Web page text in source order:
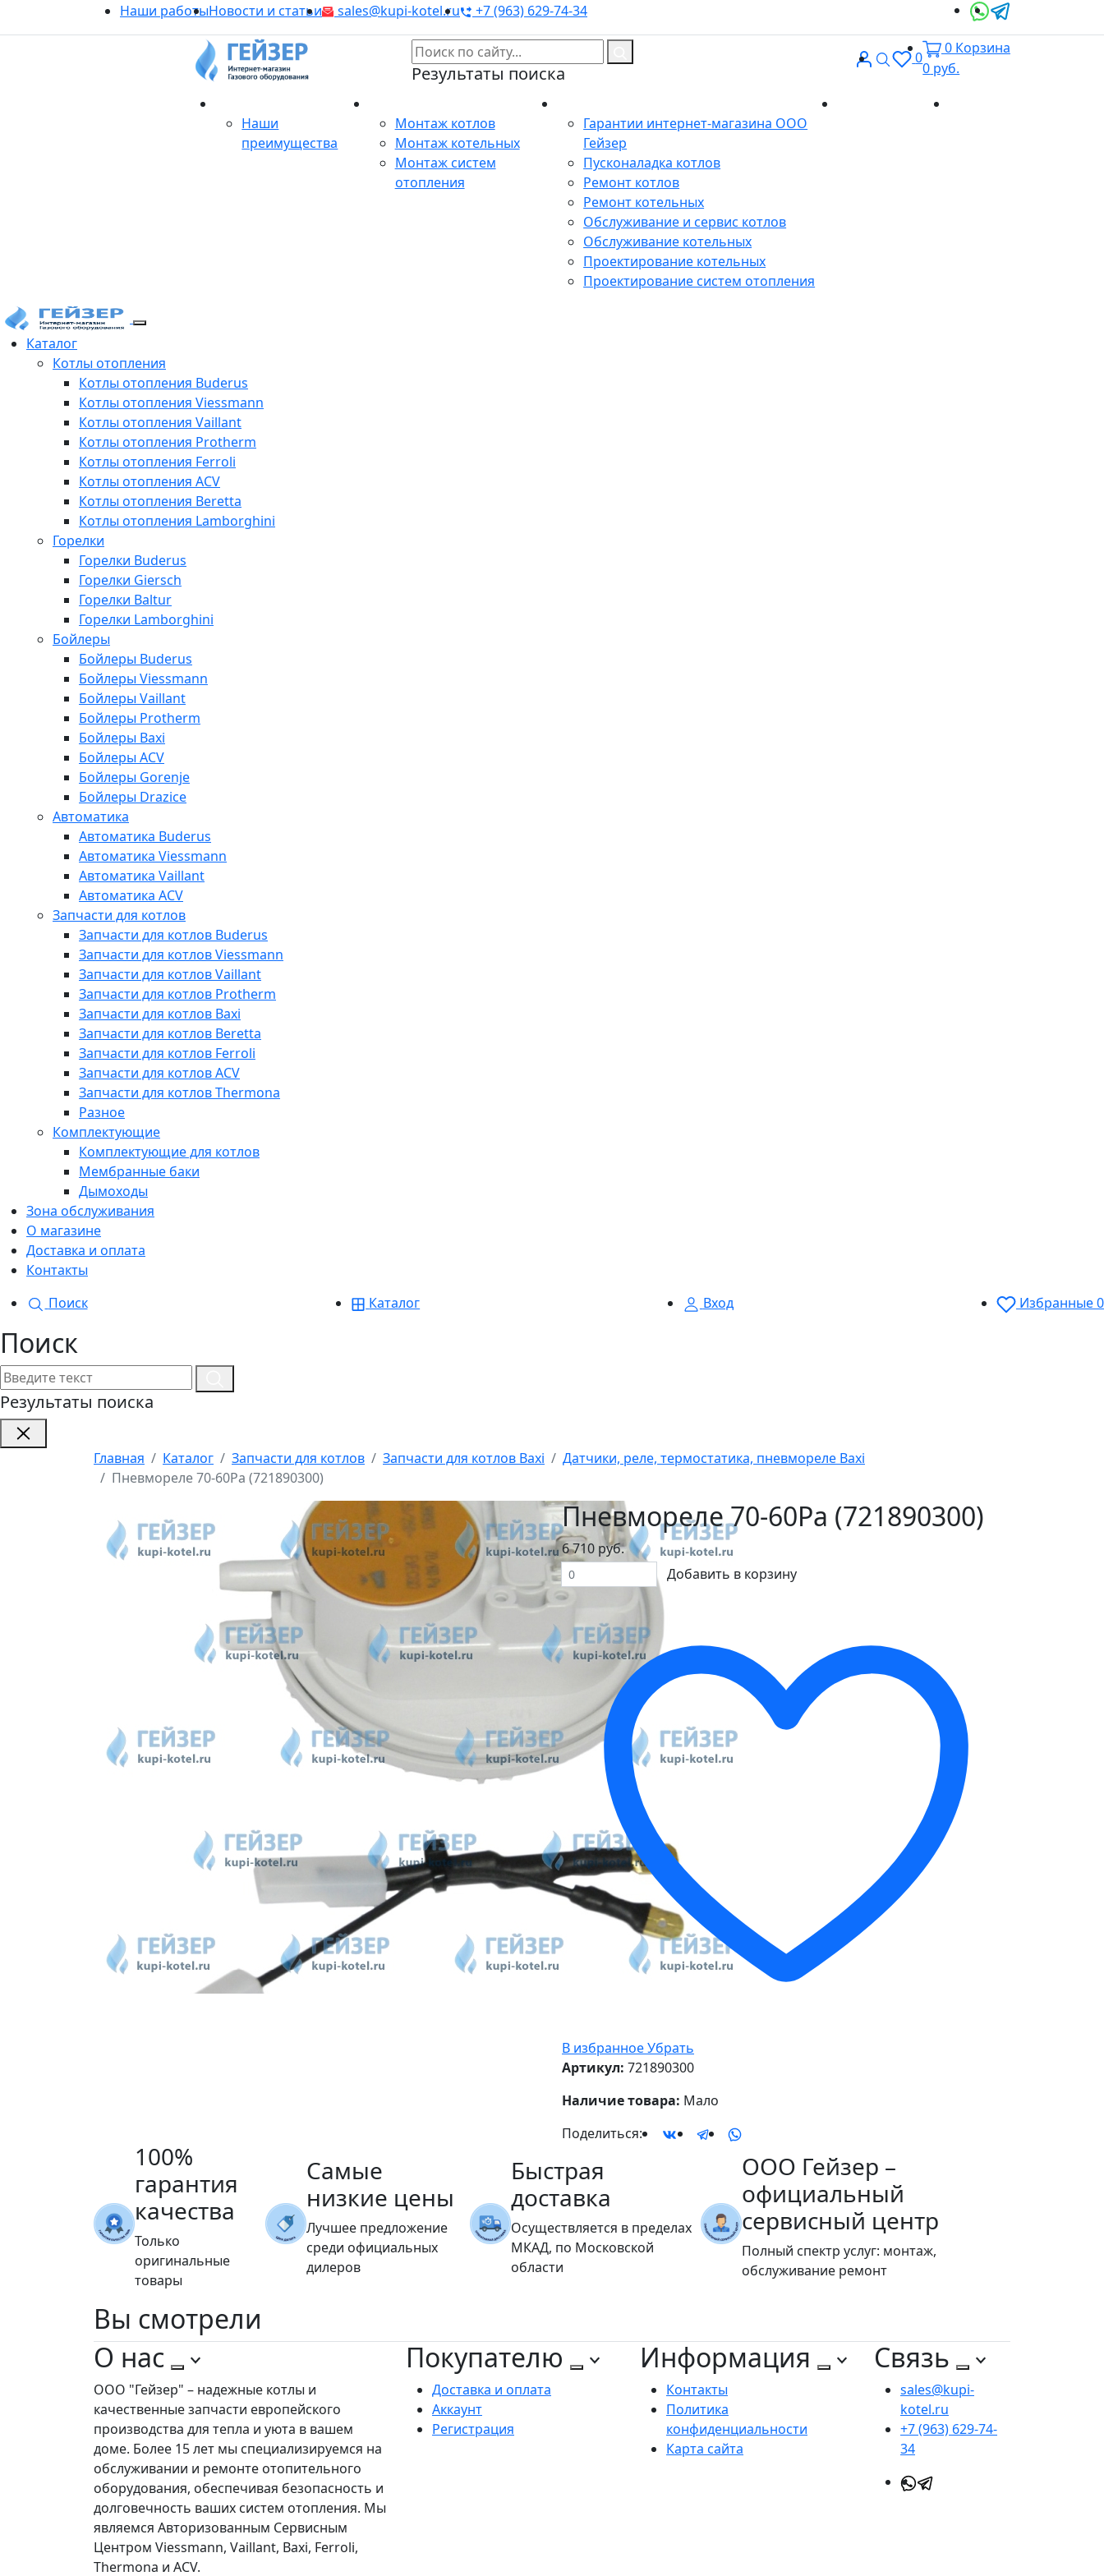
Наши работыНовости и статьи sales@kupi-kotel.ru +7 (963) 629-74-34
Результаты поиска
ВходПоиск
0
0 Корзина
0 руб.
Наши
преимущества
Монтаж котлов
Монтаж котельных
Монтаж систем
отопления
Гарантии интернет-магазина ООО
Гейзер
Пусконаладка котлов
Ремонт котлов
Ремонт котельных
Обслуживание и сервис котлов
Обслуживание котельных
Проектирование котельных
Проектирование систем отопления
Каталог
Котлы отопления
Котлы отопления Buderus
Котлы отопления Viessmann
Котлы отопления Vaillant
Котлы отопления Protherm
Котлы отопления Ferroli
Котлы отопления ACV
Котлы отопления Beretta
Котлы отопления Lamborghini
Горелки
Горелки Buderus
Горелки Giersch
Горелки Baltur
Горелки Lamborghini
Бойлеры
Бойлеры Buderus
Бойлеры Viessmann
Бойлеры Vaillant
Бойлеры Protherm
Бойлеры Baxi
Бойлеры ACV
Бойлеры Gorenje
Бойлеры Drazice
Автоматика
Автоматика Buderus
Автоматика Viessmann
Автоматика Vaillant
Автоматика ACV
Запчасти для котлов
Запчасти для котлов Buderus
Запчасти для котлов Viessmann
Запчасти для котлов Vaillant
Запчасти для котлов Protherm
Запчасти для котлов Baxi
Запчасти для котлов Beretta
Запчасти для котлов Ferroli
Запчасти для котлов ACV
Запчасти для котлов Thermona
Разное
Комплектующие
Комплектующие для котлов
Мембранные баки
Дымоходы
Зона обслуживания
О магазине
Доставка и оплата
Контакты
Поиск
Каталог Вход Избранные0
Поиск
Результаты поиска
Главная Каталог Запчасти для котлов Запчасти для котлов Baxi
Датчики, реле, термостатика, пневмореле Baxi
Пневмореле 70-60Pa (721890300)
Пневмореле 70-60Pa (721890300)
6 710 руб.
Добавить в корзину
В избранноеУбрать
Артикул: 721890300
Наличие товара: Мало
Поделиться:
100%
гарантия
качества
Только
оригинальные
товары
Самые
низкие цены
Лучшее предложение
среди официальных
дилеров
Быстрая
доставка
Осуществляется в пределах
МКАД, по Московской
области
ООО Гейзер –
официальный
сервисный центр
Полный спектр услуг: монтаж,
обслуживание ремонт
Вы смотрели
О нас
ООО "Гейзер" – надежные котлы и
качественные запчасти европейского
производства для тепла и уюта в вашем
доме. Более 15 лет мы специализируемся на
обслуживании и ремонте отопительного
оборудования, обеспечивая безопасность и
долговечность ваших систем отопления. Мы
являемся Авторизованным Сервисным
Центром Viessmann, Vaillant, Baxi, Ferroli,
Thermona и ACV.
Покупателю
Доставка и оплата
Аккаунт
Регистрация
Информация
Контакты
Политика
конфиденциальности
Карта сайта
Связь
sales@kupi-
kotel.ru
+7 (963) 629-74-
34